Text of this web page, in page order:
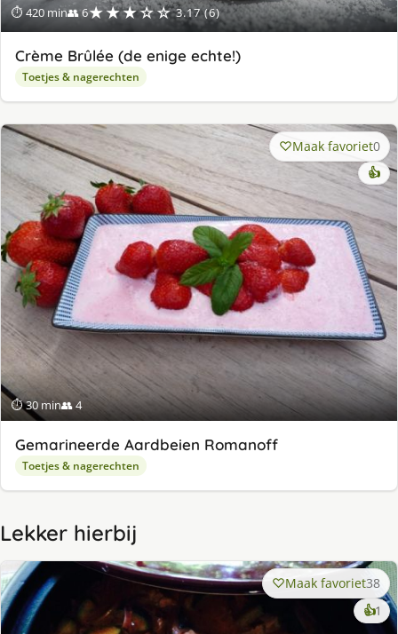
⏱ 420 min👥 6★★★☆☆ 3.17 (6)
Crème Brûlée (de enige echte!)
Toetjes & nagerechten
⏱ 30 min👥 4
Maak favoriet0
👍
Gemarineerde Aardbeien Romanoff
Toetjes & nagerechten
Lekker hierbij
Maak favoriet38
👍1